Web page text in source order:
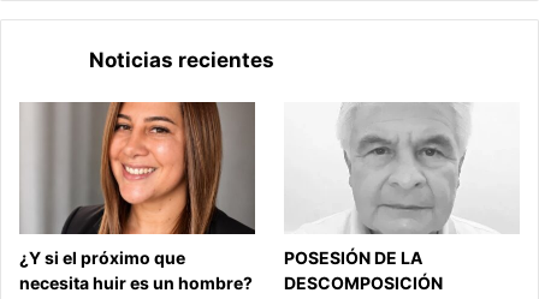
Noticias recientes
¿Y si el próximo que
necesita huir es un hombre?
POSESIÓN DE LA
DESCOMPOSICIÓN